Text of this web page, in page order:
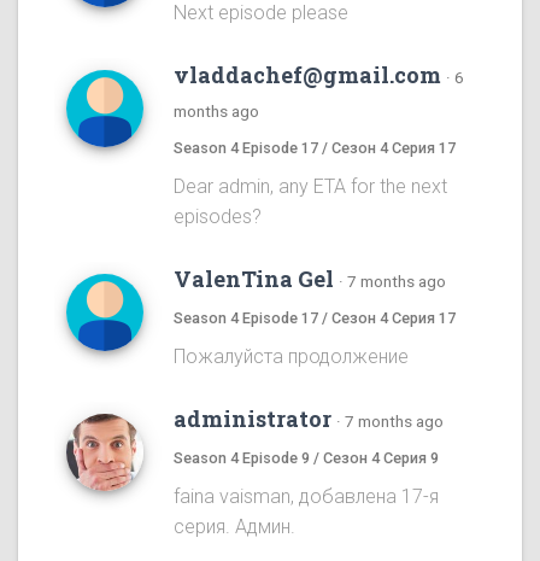
Next episode please
vladdachef@gmail.com · 6
months ago
Season 4 Episode 17 / Сезон 4 Серия 17
Dear admin, any ETA for the next
episodes?
ValenTina Gel · 7 months ago
Season 4 Episode 17 / Сезон 4 Серия 17
Пожалуйста продолжение
administrator · 7 months ago
Season 4 Episode 9 / Сезон 4 Серия 9
faina vaisman, добавлена 17-я
серия. Админ.